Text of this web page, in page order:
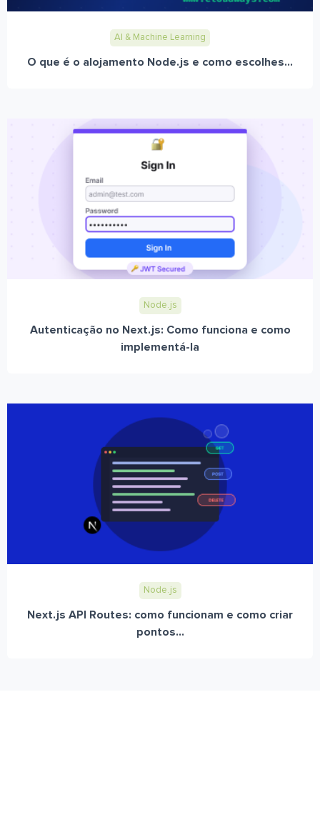
AI & Machine Learning
O que é o alojamento Node.js e como escolhes...
Node.js
Autenticação no Next.js: Como funciona e como
implementá-la
Node.js
Next.js API Routes: como funcionam e como criar
pontos...